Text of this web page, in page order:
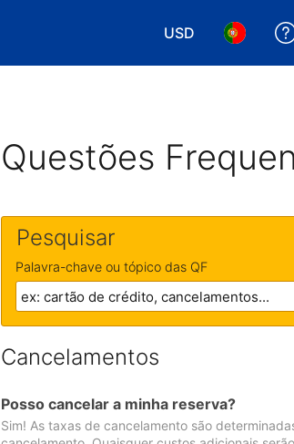
USD
Escolha a sua
Escolha
Questões
Pesquisar
Palavra-chave ou tópico das QF
Cancelamentos
Posso cancelar a minha reserva?
Sim! As taxas de cancelamento são